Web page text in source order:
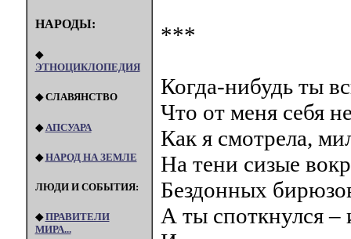
НАРОДЫ:
◆
ЭТНОЦИКЛОПЕДИЯ
◆ СЛАВЯНСТВО
◆ АПСУАРА
◆НАРОД НА ЗЕМЛЕ
ЛЮДИ И СОБЫТИЯ:
◆ПРАВИТЕЛИ
МИРА...
***
Когда-нибудь ты
Что от меня себя
Как я смотрела,
На тени сизые
Бездонных
А ты споткнулся –